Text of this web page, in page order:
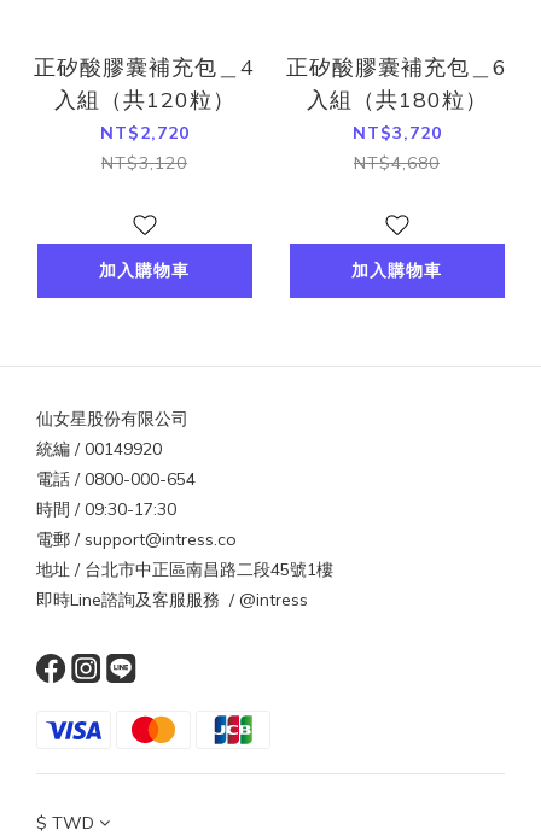
正矽酸膠囊補充包＿4
入組（共120粒）
NT$2,720
NT$3,120
加入購物車
正矽酸膠囊補充包＿6
入組（共180粒）
NT$3,720
NT$4,680
加入購物車
仙女星股份有限公司
統編 / 00149920
電話 / 0800-000-654
時間 / 09:30-17:30
電郵 / support@intress.co
地址 / 台北市中正區南昌路二段45號1樓
即時Line諮詢及客服服務 / @intress
$ TWD